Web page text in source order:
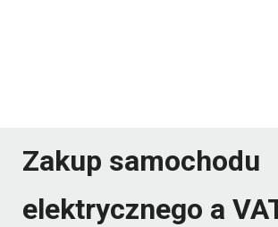
Zakup samochodu
elektrycznego a